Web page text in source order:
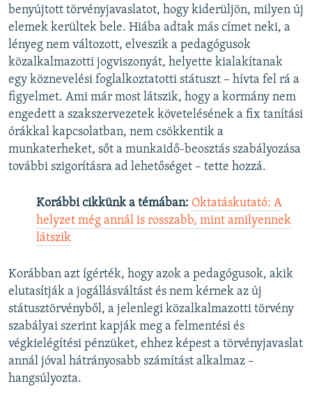
benyújtott törvényjavaslatot, hogy kiderüljön, milyen új
elemek kerültek bele. Hiába adtak más címet neki, a
lényeg nem változott, elveszik a pedagógusok
közalkalmazotti jogviszonyát, helyette kialakítanak
egy köznevelési foglalkoztatotti státuszt – hívta fel rá a
figyelmet. Ami már most látszik, hogy a kormány nem
engedett a szakszervezetek követelésének a fix tanítási
órákkal kapcsolatban, nem csökkentik a
munkaterheket, sőt a munkaidő-beosztás szabályozása
további szigorításra ad lehetőséget – tette hozzá.
Korábbi cikkünk a témában: Oktatáskutató: A
helyzet még annál is rosszabb, mint amilyennek
látszik
Korábban azt ígérték, hogy azok a pedagógusok, akik
elutasítják a jogállásváltást és nem kérnek az új
státusztörvényből, a jelenlegi közalkalmazotti törvény
szabályai szerint kapják meg a felmentési és
végkielégítési pénzüket, ehhez képest a törvényjavaslat
annál jóval hátrányosabb számítást alkalmaz –
hangsúlyozta.